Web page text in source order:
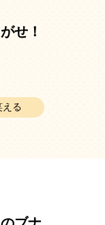
せ！
える